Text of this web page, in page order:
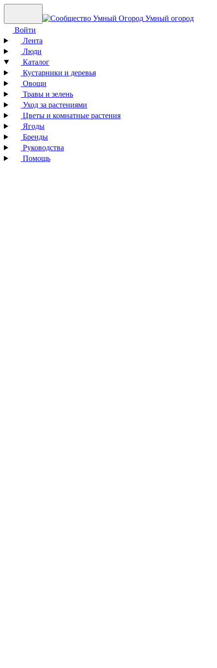
Умный огород
Войти
Лента
Люди
Каталог
Кустарники и деревья
Овощи
Травы и зелень
Уход за растениями
Цветы и комнатные растения
Ягоды
Бренды
Руководства
Помощь